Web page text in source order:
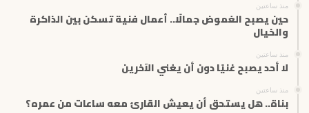
ت
منذ ساعتين
حين يصبح الغموض جمالًا.. أعمال فنية تسكن بين الذاكرة
والخيال
منذ ساعتين
لا أحد يصبح غنيًا دون أن يغني الآخرين
منذ ساعتين
بناة.. هل يستحق أن يعيش القارئ معه ساعات من عمره؟